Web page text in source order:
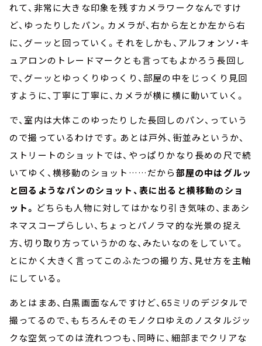
れて、非常に大きな印象を残すカメラワークなんですけ
ど、ゆったりしたパン。カメラが、右から左とか左から右
に、グーッと回っていく。それをしかも、アルフォンソ・キ
ュアロンのトレードマークとも言ってもよかろう長回し
で、グーッとゆっくりゆっくり、部屋の中をじっくり見回
すように、丁寧に丁寧に、カメラが横に横に動いていく。
で、室内は大体このゆったりした長回しのパン、っていう
ので撮っているわけです。あとは戸外、街並みというか、
ストリートのショットでは、やっぱりかなり長めの尺で続
いてゆく、横移動のショット……だから部屋の中はグルッ
と回るようなパンのショット、表に出ると横移動のショ
ット。 どちらも人物に対してはかなり引き気味の、まあシ
ネマスコープらしい、ちょっとパノラマ的な光景の捉え
方、切り取り方っていうかのな、みたいなのをしていて。
とにかく大きく言ってこのふたつの撮り方、見せ方を主軸
にしている。
あとはまあ、白黒画面なんですけど、65ミリのデジタルで
撮ってるので、もちろんそのモノクロゆえのノスタルジッ
クな空気ってのは流れつつも、同時に、細部までクリアな